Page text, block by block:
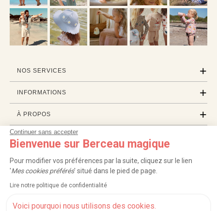
Continuer sans accepter
Bienvenue sur Berceau magique
Pour modifier vos préférences par la suite, cliquez sur le lien
'Mes cookies préférés' situé dans le pied de page.
Lire notre politique de confidentialité
Voici pourquoi nous utilisons des cookies.
NOS SERVICES
INFORMATIONS
À PROPOS
PROFESSIONNELS
LISTES CADEAUX
Service après-vente| FAQ |Rappels de produits|Protection des données